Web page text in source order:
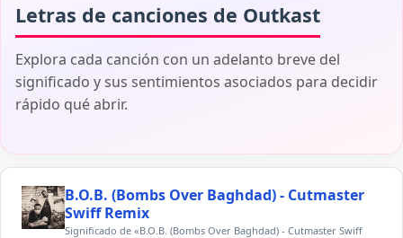
Letras de canciones de Outkast
Explora cada canción con un adelanto breve del
significado y sus sentimientos asociados para decidir
rápido qué abrir.
B.O.B. (Bombs Over Baghdad) - Cutmaster
Swiff Remix
Significado de «B.O.B. (Bombs Over Baghdad) - Cutmaster Swiff